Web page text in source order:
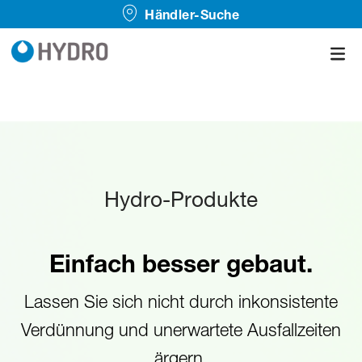
Händler-Suche
Hydro-Produkte
Einfach besser gebaut.
Lassen Sie sich nicht durch inkonsistente
Verdünnung und unerwartete Ausfallzeiten
ärgern.